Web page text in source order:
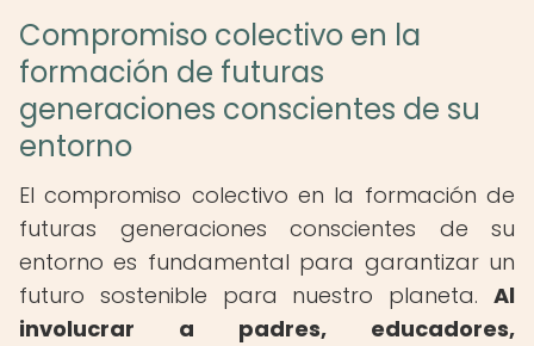
Compromiso colectivo en la
formación de futuras
generaciones conscientes de su
entorno
El compromiso colectivo en la formación de
futuras generaciones conscientes de su
entorno es fundamental para garantizar un
futuro sostenible para nuestro planeta. Al
involucrar a padres, educadores,